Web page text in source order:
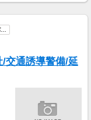
交通誘導警備/延